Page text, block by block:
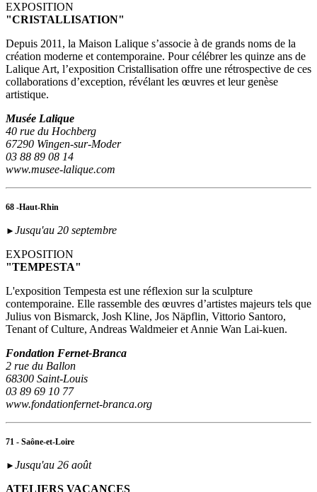
EXPOSITION
"CRISTALLISATION"
Depuis 2011, la Maison Lalique s’associe à de grands noms de la
création moderne et contemporaine. Pour célébrer les quinze ans de
Lalique Art, l’exposition Cristallisation offre une rétrospective de ces
collaborations d’exception, révélant les œuvres et leur genèse
artistique.
Musée Lalique
40 rue du Hochberg
67290 Wingen-sur-Moder
03 88 89 08 14
www.musee-lalique.com
68 -Haut-Rhin
► Jusqu'au 20 septembre
EXPOSITION
"TEMPESTA"
L'exposition Tempesta est une réflexion sur la sculpture
contemporaine. Elle rassemble des œuvres d’artistes majeurs tels que
Julius von Bismarck, Josh Kline, Jos Näpflin, Vittorio Santoro,
Tenant of Culture, Andreas Waldmeier et Annie Wan Lai-kuen.
Fondation Fernet-Branca
2 rue du Ballon
68300 Saint-Louis
03 89 69 10 77
www.fondationfernet-branca.org
71 - Saône-et-Loire
► Jusqu'au 26 août
ATELIERS VACANCES